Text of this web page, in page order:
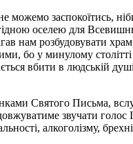
заспокоїтись,
оселею для
нам розбудовувати
бо у минулому
вбити в людській
Святого Письма,
звучати
алкоголізму,